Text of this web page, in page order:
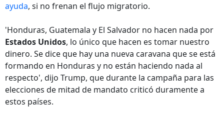
ayuda, si no frenan el flujo migratorio.
'Honduras, Guatemala y El Salvador no hacen nada por
Estados Unidos, lo único que hacen es tomar nuestro
dinero. Se dice que hay una nueva caravana que se está
formando en Honduras y no están haciendo nada al
respecto', dijo Trump, que durante la campaña para las
elecciones de mitad de mandato criticó duramente a
estos países.